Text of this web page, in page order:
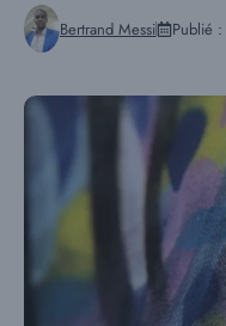
Bertrand Messi Publié :